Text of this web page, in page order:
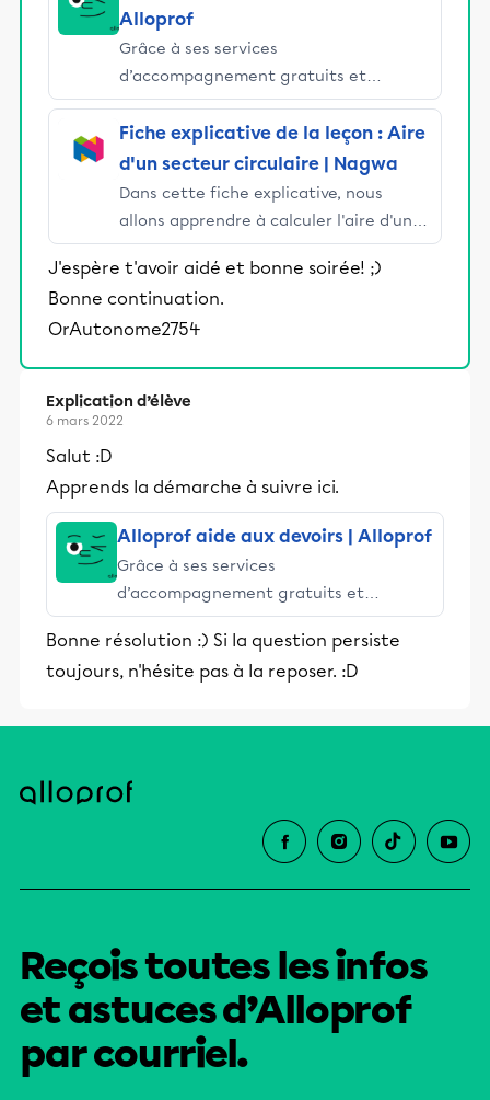
Alloprof
Grâce à ses services
d’accompagnement gratuits et
stimulants, Alloprof engage les élèves
et leurs parents dans la réussite
éducative.
Fiche explicative de la leçon : Aire
d'un secteur circulaire | Nagwa
Dans cette fiche explicative, nous
allons apprendre à calculer l'aire d'un
secteur circulaire, et à résoudre des
problèmes reliant cette aire à la
longueur d'arc et au périmètre du
secteur.
J'espère t'avoir aidé et bonne soirée! ;)
Bonne continuation.
OrAutonome2754
Explication d’élève
6 mars 2022
Salut :D
Apprends la démarche à suivre ici.
Alloprof aide aux devoirs | Alloprof
Grâce à ses services
d’accompagnement gratuits et
stimulants, Alloprof engage les élèves
et leurs parents dans la réussite
éducative.
Bonne résolution :) Si la question persiste
toujours, n'hésite pas à la reposer. :D
Reçois toutes les infos
et astuces d’Alloprof
par courriel.